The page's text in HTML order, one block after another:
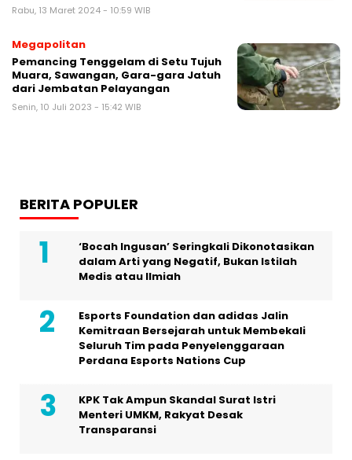
Rabu, 13 Maret 2024 - 10:59 WIB
Megapolitan
Pemancing Tenggelam di Setu Tujuh
Muara, Sawangan, Gara-gara Jatuh
dari Jembatan Pelayangan
Senin, 10 Juli 2023 - 15:42 WIB
BERITA POPULER
‘Bocah Ingusan’ Seringkali Dikonotasikan
dalam Arti yang Negatif, Bukan Istilah
Medis atau Ilmiah
Esports Foundation dan adidas Jalin
Kemitraan Bersejarah untuk Membekali
Seluruh Tim pada Penyelenggaraan
Perdana Esports Nations Cup
KPK Tak Ampun Skandal Surat Istri
Menteri UMKM, Rakyat Desak
Transparansi